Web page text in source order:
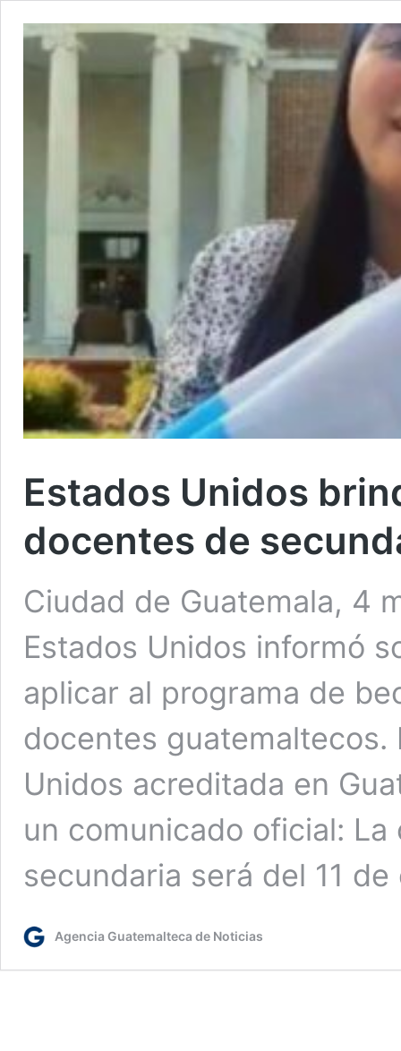
Estados Unidos
docentes de
Ciudad de Guatemala, 4
Estados Unidos informó
aplicar al programa de
docentes guatemaltecos.
Unidos acreditada en
un comunicado oficial:
secundaria será del 11
Agencia Guatemalteca de Noticias